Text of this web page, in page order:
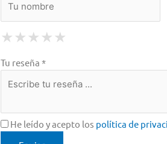
★ 1 Star
★ ★ 2 Stars
★ ★ ★ 3 Stars
★ ★ ★ ★ 4 Stars
★ ★ ★ ★ ★
Tu reseña *
He leído y acepto los política de